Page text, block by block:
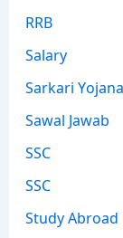
RRB
Salary
Sarkari Yojana
Sawal Jawab
SSC
SSC
Study Abroad